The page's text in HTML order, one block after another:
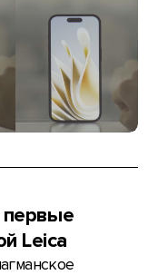
первые
Leica